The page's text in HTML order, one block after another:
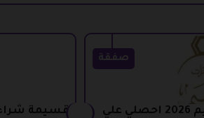
صفقة
كود مجوهرات الغنيم 2026 احصلي علي
قسيمة